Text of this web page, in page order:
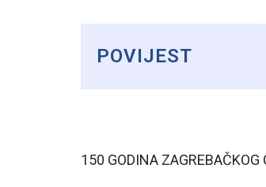
POVIJEST
150 GODINA ZAGREBAČKOG